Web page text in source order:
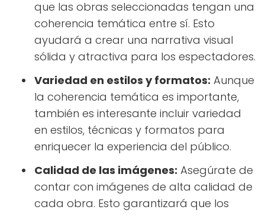
que las obras seleccionadas tengan una
coherencia temática entre sí. Esto
ayudará a crear una narrativa visual
sólida y atractiva para los espectadores.
Variedad en estilos y formatos: Aunque
la coherencia temática es importante,
también es interesante incluir variedad
en estilos, técnicas y formatos para
enriquecer la experiencia del público.
Calidad de las imágenes: Asegúrate de
contar con imágenes de alta calidad de
cada obra. Esto garantizará que los